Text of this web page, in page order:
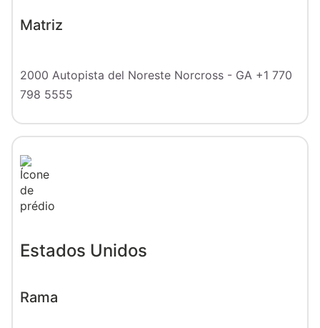
Matriz
2000 Autopista del Noreste Norcross - GA +1 770
798 5555
Estados Unidos
Rama